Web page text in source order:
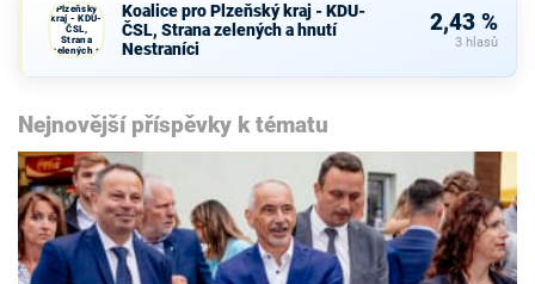
Plzeňský
kraj - KDU-
ČSL,
Strana
zelených a
hnutí
Koalice pro Plzeňský kraj - KDU-
ČSL, Strana zelených a hnutí
Nestraníci
2,43 %
3 hlasů
Nejnovější příspěvky k tématu